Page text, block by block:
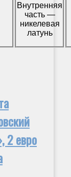
Внутренняя
часть —
никелевая
латунь
2 евро